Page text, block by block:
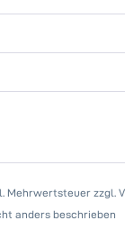
Mehrwertsteuer zzgl.
anders beschrieben